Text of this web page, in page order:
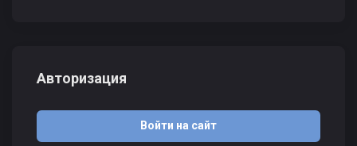
Авторизация
Войти на сайт